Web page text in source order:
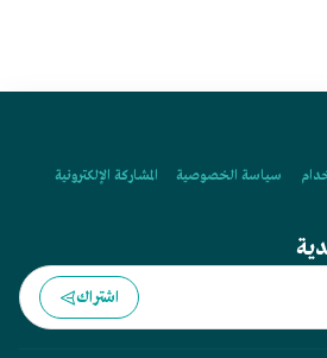
سياسة الخصوصية
المشاركة الإلكترونية
اشتراك